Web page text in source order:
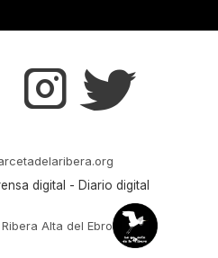
t r
digital - Diario digital
Alta del Ebro